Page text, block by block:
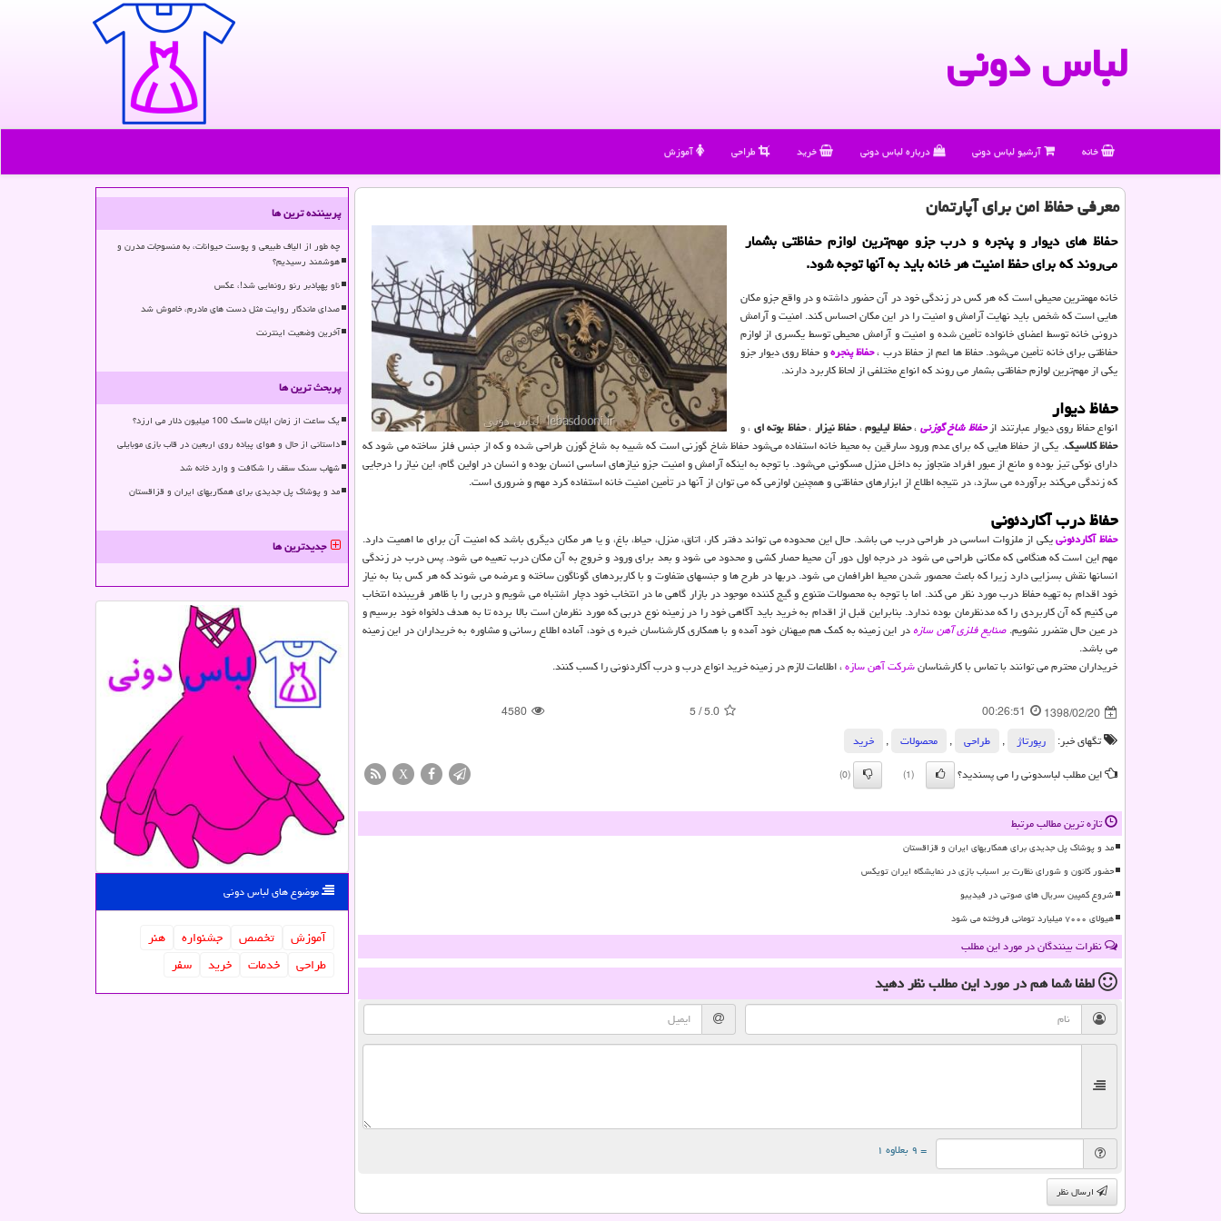
لباس دونی
خانه آرشیو لباس دونی درباره لباس دونی خرید طراحی آموزش
معرفی حفاظ امن برای آپارتمان
حفاظ‌ های دیوار و پنجره و درب جزو مهم‌ترین لوازم حفاظتی بشمار
می‌روند كه برای حفظ امنیت هر خانه باید به آنها توجه شود.
خانه مهمترین محیطی است که هر کس در زندگی خود در آن حضور داشته و در واقع جزو مکان
هایی است که شخص باید نهایت آرامش و امنیت را در این مکان احساس کند. امنیت و آرامش
درونی خانه توسط اعضای خانواده تأمین شده و امنیت و آرامش محیطی توسط یکسری از لوازم
حفاظتی برای خانه تأمین می‌شود. حفاظ‌ ها اعم از حفاظ درب ،حفاظ پنجرهو حفاظ روی دیوار جزو
یکی از مهم‌ترین لوازم حفاظتی بشمار می روند که انواع مختلفی از لحاظ کاربرد دارند.
حفاظ دیوار
انواع حفاظ روی دیوار عبارتند ازحفاظ شاخ گوزنی،حفاظ لیلیوم،حفاظ نیزار،حفاظ بوته ای، و
حفاظ کلاسیک. یکی از حفاظ‌ هایی که برای عدم ورود سارقین به محیط خانه استفاده می‌شود حفاظ شاخ گوزنی است که شبیه به شاخ گوزن طراحی شده و که از جنس فلز ساخته می شود که
دارای نوکی تیز بوده و مانع از عبور افراد متجاوز به داخل منزل مسکونی می‌شود. با توجه به اینکه آرامش و امنیت جزو نیازهای اساسی انسان بوده و انسان در اولین گام، این نیاز را درجایی
که زندگی می‌کند برآورده می سازد، در نتیجه اطلاع از ابزارهای حفاظتی و همچنین لوازمی که می توان از آنها در تأمین امنیت خانه استفاده کرد مهم و ضروری است.
حفاظ درب آکاردئونی
حفاظ آکاردئونییکی از ملزوات اساسی در طراحی درب می باشد. حال این محدوده می تواند دفتر کار، اتاق، منزل، حیاط، باغ، و یا هر مکان دیگری باشد که امنیت آن برای ما اهمیت دارد.
مهم این است که هنگامی که مکانی طراحی می شود در درجه اول دور آن محیط حصار کشی و محدود می شود و بعد برای ورود و خروج به آن مکان درب تعبیه می شود. پس درب در زندگی
انسانها نقش بسزایی دارد زیرا که باعث محصور شدن محیط اطرافمان می شود. دربها در طرح ها و جنسهای متفاوت و با کاربردهای گوناگون ساخته و عرضه می شوند که هر کس بنا به نیاز
خود اقدام به تهیه حفاظ درب مورد نظر می کند. اما با توجه به محصولات متنوع و گیج کننده موجود در بازار گاهی ما در انتخاب خود دچار اشتباه می شویم و دربی را با ظاهر فریبنده انتخاب
می کنیم که آن کاربردی را که مدنظرمان بوده ندارد. بنابراین قبل از اقدام به خرید باید آگاهی خود را در زمینه نوع دربی که مورد نظرمان است بالا برده تا به هدف دلخواه خود برسیم و
در عین حال متضرر نشویم.صنایع فلزی آهن سازهدر این زمینه به کمک هم میهنان خود آمده و با همکاری کارشناسان خبره ی خود، آماده اطلاع رسانی و مشاوره به خریداران در این زمینه
می باشد.
خریداران محترم می توانند با تماس با کارشناسانشرکت آهن سازه، اطلاعات لازم در زمینه خرید انواع درب و درب آکاردئونی را کسب کنند.
1398/02/20
00:26:51
5.0
/
5
4580
تگهای خبر:
رپورتاژ , طراحی , محصولات ,
خرید
این مطلب لباسدونی را می پسندید؟
(1)
(0)
X
تازه ترین مطالب مرتبط
مد و پوشاک پل جدیدی برای همکاریهای ایران و قزاقستان
حضور کانون و شورای نظارت بر اسباب بازی در نمایشگاه ایران تویکس
شروع کمپین سریال های صوتی در فیدیبو
هیولای ۷۰۰۰ میلیارد تومانی فروخته می شود
نظرات بینندگان در مورد این مطلب
لطفا شما همدر مورد این مطلبنظر دهید
= ۹ بعلاوه ۱
ارسال نظر
پربیننده ترین ها
چه طور از الیاف طبیعی و پوست حیوانات، به منسوجات مدرن و
هوشمند رسیدیم؟
ناو پهپادبر رنو رونمایی شد!، عکس
صدای ماندگار روایت مثل دست های مادرم، خاموش شد
آخرین وضعیت اینترنت
پربحث ترین ها
یک ساعت از زمان ایلان ماسک 100 میلیون دلار می ارزد؟
داستانی از حال و هوای پیاده روی اربعین در قاب بازی موبایلی
شهاب سنگ سقف را شکافت و وارد خانه شد
مد و پوشاک پل جدیدی برای همکاریهای ایران و قزاقستان
جدیدترین ها
موضوع های لباس دونی
آموزش تخصص جشنواره
هنر
طراحی
خدمات خرید سفر